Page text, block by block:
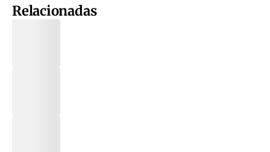
Relacionadas